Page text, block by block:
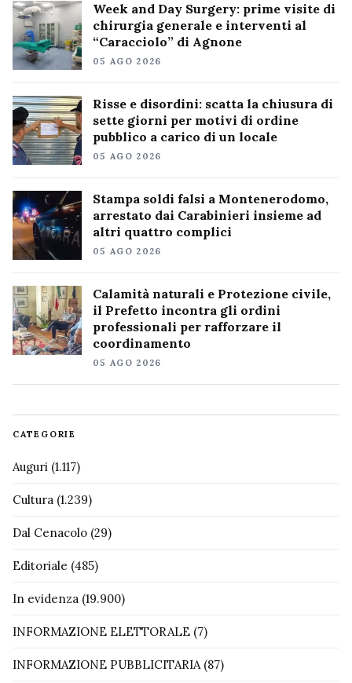
Week and Day Surgery: prime visite di
chirurgia generale e interventi al
“Caracciolo” di Agnone
05 AGO 2026
Risse e disordini: scatta la chiusura di
sette giorni per motivi di ordine
pubblico a carico di un locale
05 AGO 2026
Stampa soldi falsi a Montenerodomo,
arrestato dai Carabinieri insieme ad
altri quattro complici
05 AGO 2026
Calamità naturali e Protezione civile,
il Prefetto incontra gli ordini
professionali per rafforzare il
coordinamento
05 AGO 2026
CATEGORIE
Auguri (1.117)
Cultura (1.239)
Dal Cenacolo (29)
Editoriale (485)
In evidenza (19.900)
INFORMAZIONE ELETTORALE (7)
INFORMAZIONE PUBBLICITARIA(87)